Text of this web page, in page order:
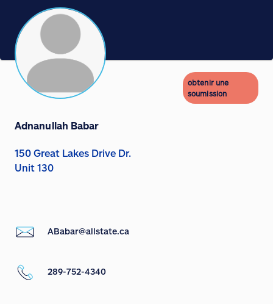
obtenir une
soumission
Adnanullah Babar
150 Great Lakes Drive Dr.
Unit 130
ABabar@allstate.ca
289-752-4340